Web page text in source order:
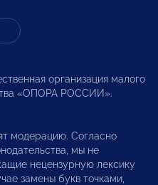
организация малого
«ОПОРА РОССИИ».
модерацию. Согласно
мы не
нецензурную лексику
замены букв точками,